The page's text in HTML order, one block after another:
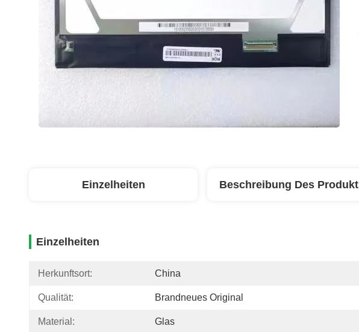
Einzelheiten Beschreibung Des
Einzelheiten
Herkunftsort: China
Qualität: Brandneues Original
Material: Glas